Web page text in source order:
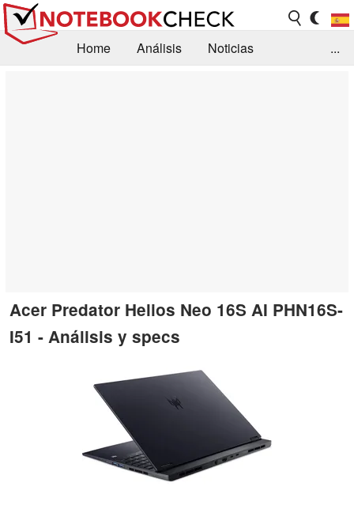
Home Análisis
Noticias
...
Acer Predator Helios Neo 16S AI PHN16S-
I51 - Análisis y specs